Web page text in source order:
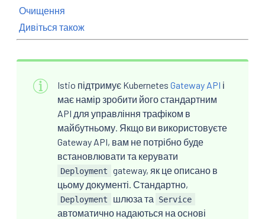
Очищення
Дивіться також
Istio підтримує Kubernetes Gateway API і
має намір зробити його стандартним
API для управління трафіком в
майбутньому. Якщо ви використовуєте
Gateway API, вам не потрібно буде
встановлювати та керувати
Deployment
gateway, як це описано в
цьому документі. Стандартно,
Deployment шлюза та Service
автоматично надаються на основі